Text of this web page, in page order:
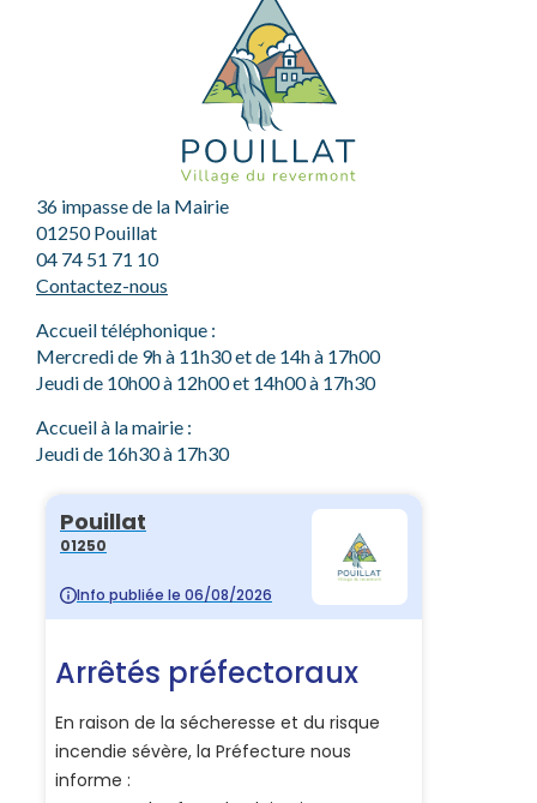
36 impasse de la Mairie
01250 Pouillat
04 74 51 71 10
Contactez-nous
Accueil téléphonique :
Mercredi de 9h à 11h30 et de 14h à 17h00
Jeudi de 10h00 à 12h00 et 14h00 à 17h30
Accueil à la mairie :
Jeudi de 16h30 à 17h30